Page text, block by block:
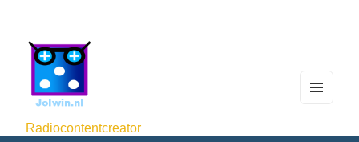
Radiocontentcreator
WIDG